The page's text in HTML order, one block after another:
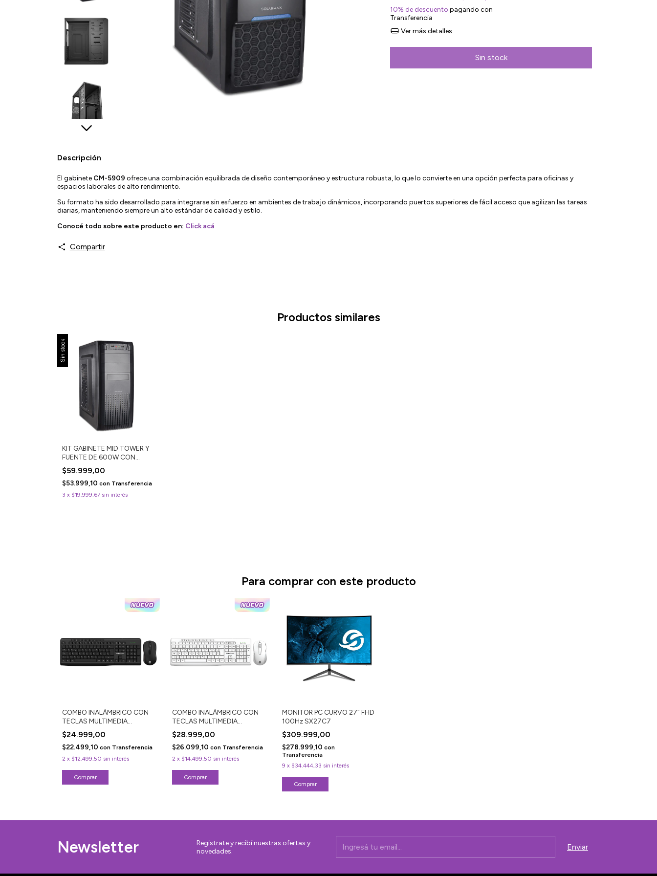
10% de descuento pagando con
Transferencia
Ver más detalles
Descripción
El gabinete CM-5909 ofrece una combinación equilibrada de diseño contemporáneo y estructura robusta, lo que lo convierte en una opción perfecta para oficinas y
espacios laborales de alto rendimiento.
Su formato ha sido desarrollado para integrarse sin esfuerzo en ambientes de trabajo dinámicos, incorporando puertos superiores de fácil acceso que agilizan las tareas
diarias, manteniendo siempre un alto estándar de calidad y estilo.
Conocé todo sobre este producto en: Click acá
Compartir
Productos similares
Sin stock
KIT GABINETE MID TOWER Y
FUENTE DE 600W CON
PERIFÉRICOS CM-5832-KIT
$59.999,00
$53.999,10 con Transferencia
3 x $19.999,67 sin interés
Para comprar con este producto
COMBO INALÁMBRICO CON
TECLAS MULTIMEDIA
KMC2300B
$24.999,00
$22.499,10 con Transferencia
2 x $12.499,50 sin interés
COMBO INALÁMBRICO CON
TECLAS MULTIMEDIA
KMC2300W
$28.999,00
$26.099,10 con Transferencia
2 x $14.499,50 sin interés
MONITOR PC CURVO 27" FHD
100Hz SX27C7
$309.999,00
$278.999,10 con
Transferencia
9 x $34.444,33 sin interés
Newsletter
Registrate y recibí nuestras ofertas y
novedades.